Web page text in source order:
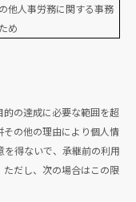
他人事労務に関する事務
め
の達成に必要な範囲を超
その他の理由により個人情
得ないで、承継前の利用
だし、次の場合はこの限